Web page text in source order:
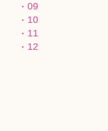
09
10
11
12